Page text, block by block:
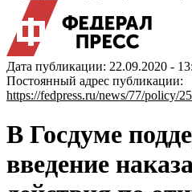
Дата публикации: 22.09.2020 -
Постоянный адрес публикации:
https://fedpress.ru/news/77/policy/
В Госдуме
введение